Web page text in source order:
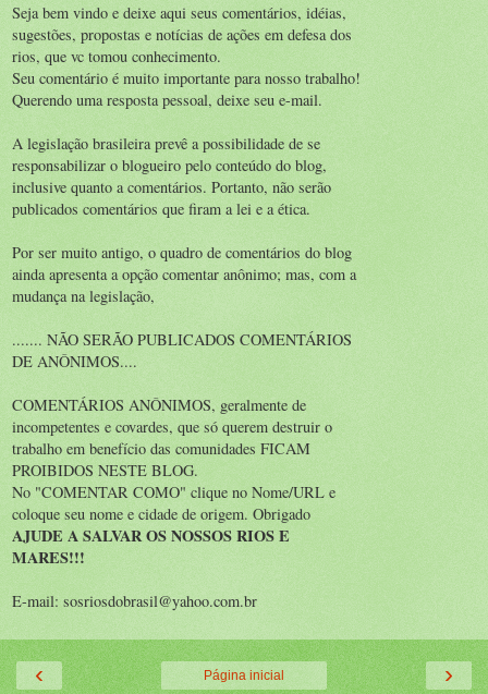
Seja bem vindo e deixe aqui seus comentários, idéias,
sugestões, propostas e notícias de ações em defesa dos
rios, que vc tomou conhecimento.
Seu comentário é muito importante para nosso trabalho!
Querendo uma resposta pessoal, deixe seu e-mail.
A legislação brasileira prevê a possibilidade de se
responsabilizar o blogueiro pelo conteúdo do blog,
inclusive quanto a comentários. Portanto, não serão
publicados comentários que firam a lei e a ética.
Por ser muito antigo, o quadro de comentários do blog
ainda apresenta a opção comentar anônimo; mas, com a
mudança na legislação,
....... NÃO SERÃO PUBLICADOS COMENTÁRIOS
DE ANÔNIMOS....
COMENTÁRIOS ANÔNIMOS, geralmente de
incompetentes e covardes, que só querem destruir o
trabalho em benefício das comunidades FICAM
PROIBIDOS NESTE BLOG.
No "COMENTAR COMO" clique no Nome/URL e
coloque seu nome e cidade de origem. Obrigado
AJUDE A SALVAR OS NOSSOS RIOS E
MARES!!!
E-mail: sosriosdobrasil@yahoo.com.br
‹ ›
Página inicial